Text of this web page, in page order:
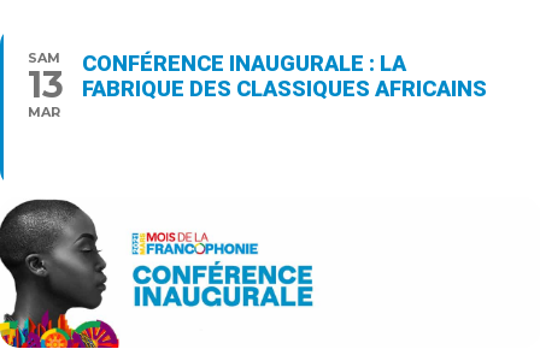
SAM
13
MAR
CONFÉRENCE INAUGURALE : LA
FABRIQUE DES CLASSIQUES AFRICAINS